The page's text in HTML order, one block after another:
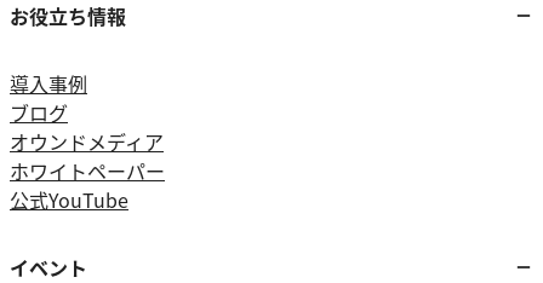
お役立ち情報
導入事例
ブログ
オウンドメディア
ホワイトペーパー
公式YouTube
イベント